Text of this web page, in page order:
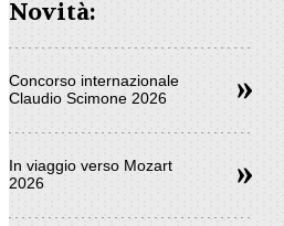
Novità:
Concorso internazionale
Claudio Scimone 2026
In viaggio verso Mozart
2026